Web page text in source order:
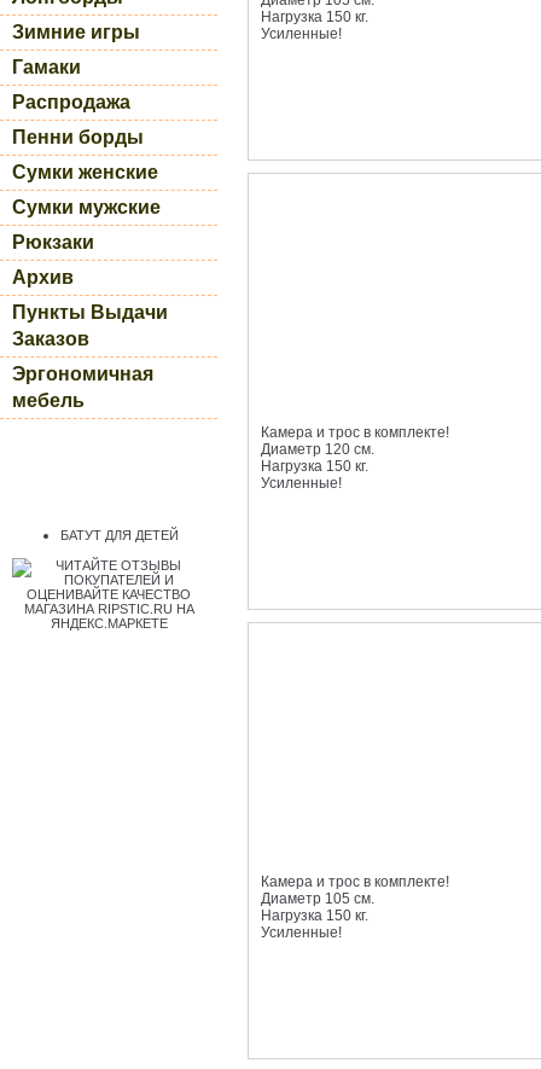
Зимние игры
Гамаки
Распродажа
Пенни борды
Сумки женские
Сумки мужские
Рюкзаки
Архив
Пункты Выдачи
Заказов
Эргономичная
мебель
БАТУТ ДЛЯ ДЕТЕЙ
Нагрузка 150 кг.
Усиленные!
Камера и трос в комплекте!
Диаметр 120 см.
Нагрузка 150 кг.
Усиленные!
Камера и трос в комплекте!
Диаметр 105 см.
Нагрузка 150 кг.
Усиленные!